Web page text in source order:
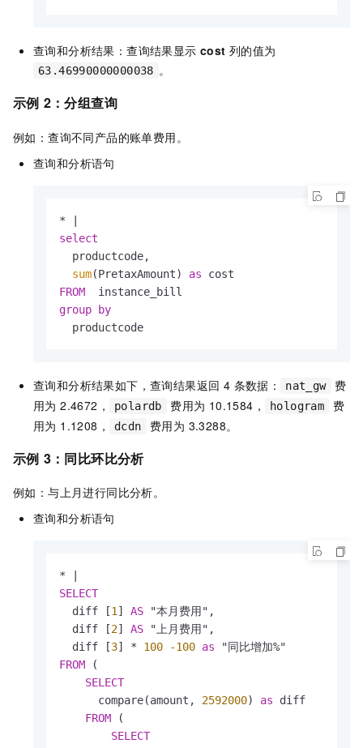
查询和分析结果：查询结果显示 cost 列的值为
63.46990000000038 。
示例 2：分组查询
例如：查询不同产品的账单费用。
查询和分析语句
*
select
  productcode,
sum(PretaxAmount) as
FROM
group
by
  productcode
查询和分析结果如下，查询结果返回 4 条数据： nat_gw
费
用为 2.4672，
polardb 费用为 10.1584， hologram
费
用为 1.1208，
dcdn 费用为 3.3288。
示例 3：同比环比分析
例如：与上月进行同比分析。
查询和分析语句
*
SELECT
  diff [
1] AS "本月费用",
  diff [
2] AS "上月费用",
  diff [
3] * 100 -100 as
FROM (
SELECT
      compare(amount,
2592000) as diff
FROM (
SELECT